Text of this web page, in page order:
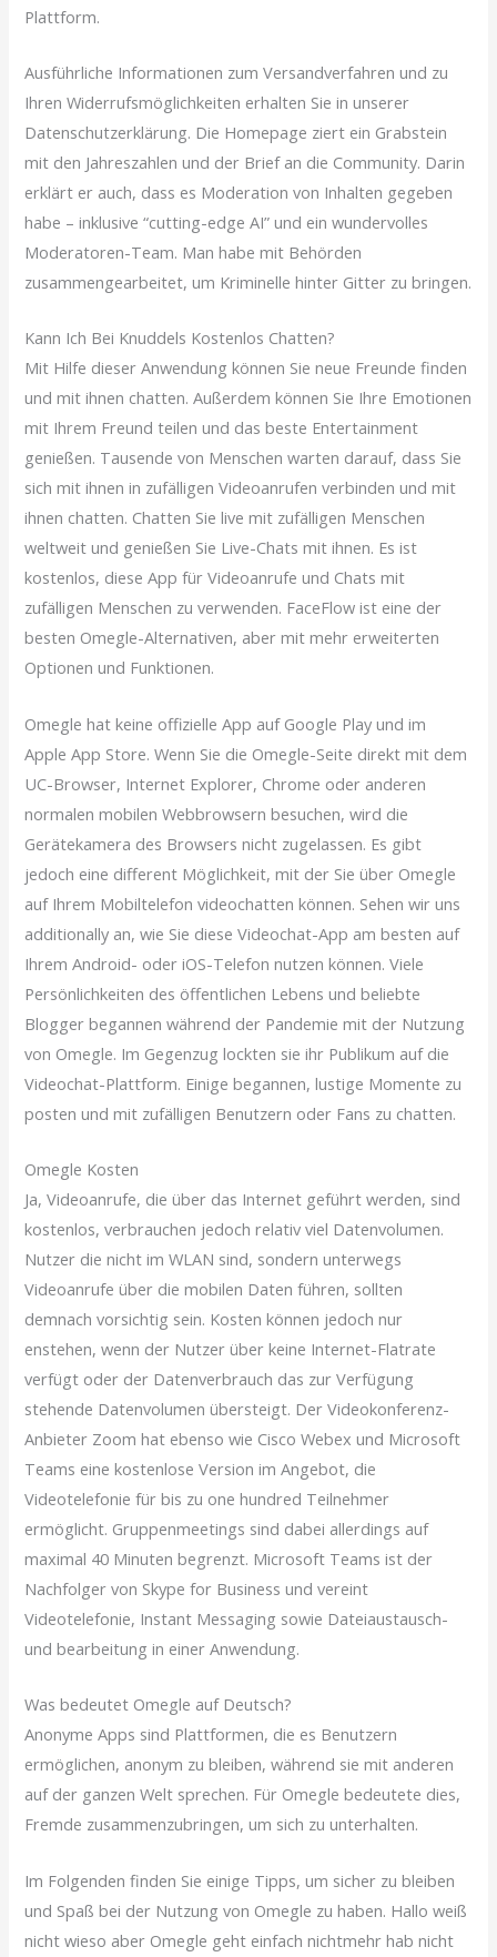
Plattform.
Ausführliche Informationen zum Versandverfahren und zu
Ihren Widerrufsmöglichkeiten erhalten Sie in unserer
Datenschutzerklärung. Die Homepage ziert ein Grabstein
mit den Jahreszahlen und der Brief an die Community. Darin
erklärt er auch, dass es Moderation von Inhalten gegeben
habe – inklusive “cutting-edge AI” und ein wundervolles
Moderatoren-Team. Man habe mit Behörden
zusammengearbeitet, um Kriminelle hinter Gitter zu bringen.
Kann Ich Bei Knuddels Kostenlos Chatten?
Mit Hilfe dieser Anwendung können Sie neue Freunde finden
und mit ihnen chatten. Außerdem können Sie Ihre Emotionen
mit Ihrem Freund teilen und das beste Entertainment
genießen. Tausende von Menschen warten darauf, dass Sie
sich mit ihnen in zufälligen Videoanrufen verbinden und mit
ihnen chatten. Chatten Sie live mit zufälligen Menschen
weltweit und genießen Sie Live-Chats mit ihnen. Es ist
kostenlos, diese App für Videoanrufe und Chats mit
zufälligen Menschen zu verwenden. FaceFlow ist eine der
besten Omegle-Alternativen, aber mit mehr erweiterten
Optionen und Funktionen.
Omegle hat keine offizielle App auf Google Play und im
Apple App Store. Wenn Sie die Omegle-Seite direkt mit dem
UC-Browser, Internet Explorer, Chrome oder anderen
normalen mobilen Webbrowsern besuchen, wird die
Gerätekamera des Browsers nicht zugelassen. Es gibt
jedoch eine different Möglichkeit, mit der Sie über Omegle
auf Ihrem Mobiltelefon videochatten können. Sehen wir uns
additionally an, wie Sie diese Videochat-App am besten auf
Ihrem Android- oder iOS-Telefon nutzen können. Viele
Persönlichkeiten des öffentlichen Lebens und beliebte
Blogger begannen während der Pandemie mit der Nutzung
von Omegle. Im Gegenzug lockten sie ihr Publikum auf die
Videochat-Plattform. Einige begannen, lustige Momente zu
posten und mit zufälligen Benutzern oder Fans zu chatten.
Omegle Kosten
Ja, Videoanrufe, die über das Internet geführt werden, sind
kostenlos, verbrauchen jedoch relativ viel Datenvolumen.
Nutzer die nicht im WLAN sind, sondern unterwegs
Videoanrufe über die mobilen Daten führen, sollten
demnach vorsichtig sein. Kosten können jedoch nur
enstehen, wenn der Nutzer über keine Internet-Flatrate
verfügt oder der Datenverbrauch das zur Verfügung
stehende Datenvolumen übersteigt. Der Videokonferenz-
Anbieter Zoom hat ebenso wie Cisco Webex und Microsoft
Teams eine kostenlose Version im Angebot, die
Videotelefonie für bis zu one hundred Teilnehmer
ermöglicht. Gruppenmeetings sind dabei allerdings auf
maximal 40 Minuten begrenzt. Microsoft Teams ist der
Nachfolger von Skype for Business und vereint
Videotelefonie, Instant Messaging sowie Dateiaustausch-
und bearbeitung in einer Anwendung.
Was bedeutet Omegle auf Deutsch?
Anonyme Apps sind Plattformen, die es Benutzern
ermöglichen, anonym zu bleiben, während sie mit anderen
auf der ganzen Welt sprechen. Für Omegle bedeutete dies,
Fremde zusammenzubringen, um sich zu unterhalten.
Im Folgenden finden Sie einige Tipps, um sicher zu bleiben
und Spaß bei der Nutzung von Omegle zu haben. Hallo weiß
nicht wieso aber Omegle geht einfach nichtmehr hab nicht